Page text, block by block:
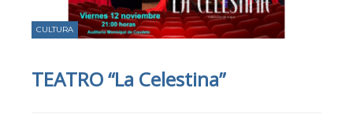
CULTURA
TEATRO “La Celestina”